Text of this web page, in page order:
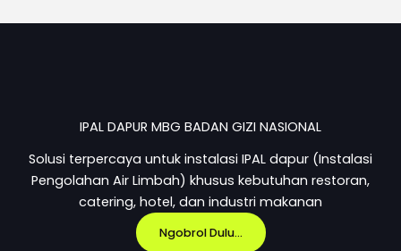
IPAL DAPUR MBG BADAN GIZI NASIONAL
Solusi terpercaya untuk instalasi IPAL dapur (Instalasi
Pengolahan Air Limbah) khusus kebutuhan restoran,
catering, hotel, dan industri makanan
Ngobrol Dulu...